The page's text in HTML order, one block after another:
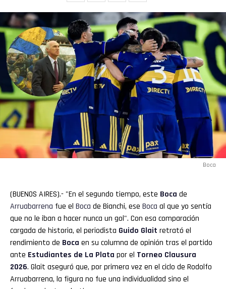
Boca
(BUENOS AIRES).- "En el segundo tiempo, este Boca de
Arruabarrena fue el Boca de Bianchi, ese Boca al que yo sentía
que no le iban a hacer nunca un gol". Con esa comparación
cargada de historia, el periodista Guido Glait retrató el
rendimiento de Boca en su columna de opinión tras el partido
ante Estudiantes de La Plata por el Torneo Clausura
2026. Glait aseguró que, por primera vez en el ciclo de Rodolfo
Arruabarrena, la figura no fue una individualidad sino el